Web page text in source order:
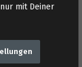
mit Deiner